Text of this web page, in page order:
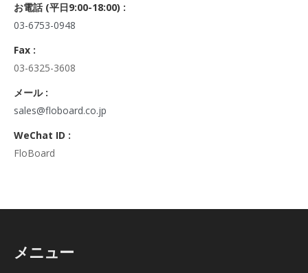
株式会社FloBoard 個人情報問合せ窓口
〒101-0031 東京都千代田区東神田二丁目7番4-305
メールアドレス: info@floboard.co.jp TEL: 03-6753-0948
ールデンウィークを除く)
6. 個人情報における任意性について
個人情報のご提供は、ご本人の任意です。ただし、必須項目を
ご入力頂けない場合は本フォームをご利用頂けませんので、ご
了承ください。
お電話 (平日9:00-18:00) :
03-6753-0948
Fax :
03-6325-3608
メール :
sales@floboard.co.jp
WeChat ID :
FloBoard
メニュー